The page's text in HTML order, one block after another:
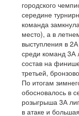
городского
середине
команда
место), а в
выступления в
среди команд 3А
состав на
третьей,
По итогам
обосновалось в
розыгрыша 3А
в атаке и